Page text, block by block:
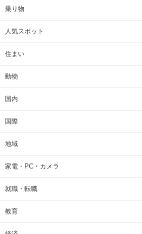
乗り物
人気スポット
住まい
動物
国内
国際
地域
家電・PC・カメラ
就職・転職
教育